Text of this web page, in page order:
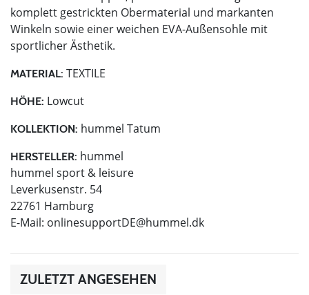
komplett gestrickten Obermaterial und markanten
Winkeln sowie einer weichen EVA-Außensohle mit
sportlicher Ästhetik.
MATERIAL: TEXTILE
HÖHE: Lowcut
KOLLEKTION: hummel Tatum
HERSTELLER: hummel
hummel sport & leisure
Leverkusenstr. 54
22761 Hamburg
E-Mail: onlinesupportDE@hummel.dk
ZULETZT ANGESEHEN